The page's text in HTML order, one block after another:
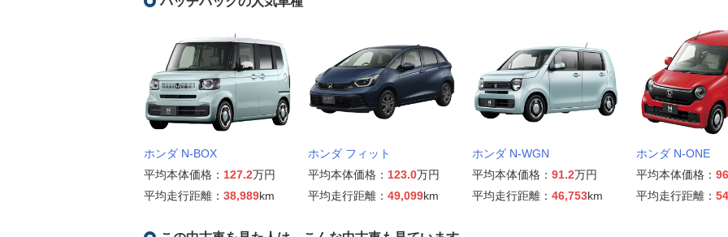
ホンダ N-BOX
平均本体価格： 127.2万円
平均走行距離： 38,989km
ホンダ フィット
平均本体価格： 123.0万円
平均走行距離： 49,099km
ホンダ N-WGN
平均本体価格： 91.2万円
平均走行距離： 46,753km
ホンダ N-ONE
平均本体価格：
平均走行距離：